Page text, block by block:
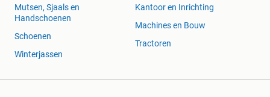
Mutsen, Sjaals en
Handschoenen
Schoenen
Winterjassen
Kantoor en Inrichting
Machines en Bouw
Tractoren